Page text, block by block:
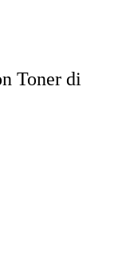
Toner di